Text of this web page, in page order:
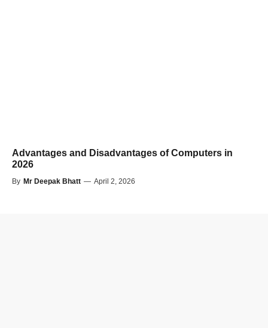
Advantages and Disadvantages of Computers in
2026
By Mr Deepak Bhatt — April 2, 2026